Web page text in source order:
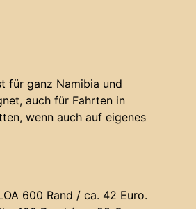
für ganz Namibia und
auch für Fahrten in
wenn auch auf eigenes
600 Rand / ca. 42 Euro.